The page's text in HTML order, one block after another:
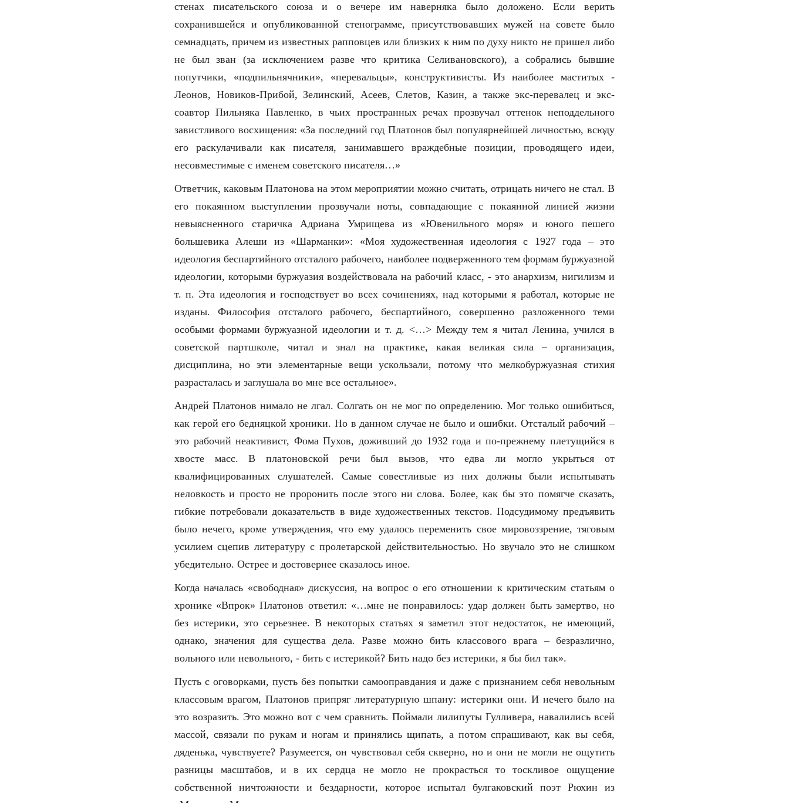
стенах писательского союза и о вечере им наверняка было доложено. Если верить
сохранившейся и опубликованной стенограмме, присутствовавших мужей на совете было
семнадцать, причем из известных рапповцев или близких к ним по духу никто не пришел либо
не был зван (за исключением разве что критика Селивановского), а собрались бывшие
попутчики, «подпильнячники», «перевальцы», конструктивисты. Из наиболее маститых -
Леонов, Новиков-Прибой, Зелинский, Асеев, Слетов, Казин, а также экс-перевалец и экс-
соавтор Пильняка Павленко, в чьих пространных речах прозвучал оттенок неподдельного
завистливого восхищения: «За последний год Платонов был популярнейшей личностью, всюду
его раскулачивали как писателя, занимавшего враждебные позиции, проводящего идеи,
несовместимые с именем советского писателя…»
Ответчик, каковым Платонова на этом мероприятии можно считать, отрицать ничего не стал. В
его покаянном выступлении прозвучали ноты, совпадающие с покаянной линией жизни
невыясненного старичка Адриана Умрищева из «Ювенильного моря» и юного пешего
большевика Алеши из «Шарманки»: «Моя художественная идеология с 1927 года – это
идеология беспартийного отсталого рабочего, наиболее подверженного тем формам буржуазной
идеологии, которыми буржуазия воздействовала на рабочий класс, - это анархизм, нигилизм и
т. п. Эта идеология и господствует во всех сочинениях, над которыми я работал, которые не
изданы. Философия отсталого рабочего, беспартийного, совершенно разложенного теми
особыми формами буржуазной идеологии и т. д. <…> Между тем я читал Ленина, учился в
советской партшколе, читал и знал на практике, какая великая сила – организация,
дисциплина, но эти элементарные вещи ускользали, потому что мелкобуржуазная стихия
разрасталась и заглушала во мне все остальное».
Андрей Платонов нимало не лгал. Солгать он не мог по определению. Мог только ошибиться,
как герой его бедняцкой хроники. Но в данном случае не было и ошибки. Отсталый рабочий –
это рабочий неактивист, Фома Пухов, доживший до 1932 года и по-прежнему плетущийся в
хвосте масс. В платоновской речи был вызов, что едва ли могло укрыться от
квалифицированных слушателей. Самые совестливые из них должны были испытывать
неловкость и просто не проронить после этого ни слова. Более, как бы это помягче сказать,
гибкие потребовали доказательств в виде художественных текстов. Подсудимому предъявить
было нечего, кроме утверждения, что ему удалось переменить свое мировоззрение, тяговым
усилием сцепив литературу с пролетарской действительностью. Но звучало это не слишком
убедительно. Острее и достовернее сказалось иное.
Когда началась «свободная» дискуссия, на вопрос о его отношении к критическим статьям о
хронике «Впрок» Платонов ответил: «…мне не понравилось: удар должен быть замертво, но
без истерики, это серьезнее. В некоторых статьях я заметил этот недостаток, не имеющий,
однако, значения для существа дела. Разве можно бить классового врага – безразлично,
вольного или невольного, - бить с истерикой? Бить надо без истерики, я бы бил так».
Пусть с оговорками, пусть без попытки самооправдания и даже с признанием себя невольным
классовым врагом, Платонов припряг литературную шпану: истерики они. И нечего было на
это возразить. Это можно вот с чем сравнить. Поймали лилипуты Гулливера, навалились всей
массой, связали по рукам и ногам и принялись щипать, а потом спрашивают, как вы себя,
дяденька, чувствуете? Разумеется, он чувствовал себя скверно, но и они не могли не ощутить
разницы масштабов, и в их сердца не могло не прокрасться то тоскливое ощущение
собственной ничтожности и бездарности, которое испытал булгаковский поэт Рюхин из